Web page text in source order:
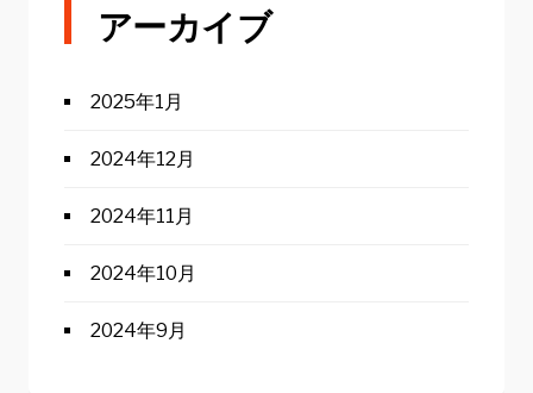
アーカイブ
2025年1月
2024年12月
2024年11月
2024年10月
2024年9月